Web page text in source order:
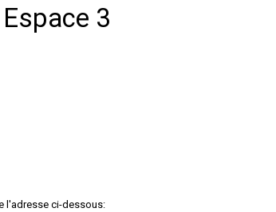
3
l'adresse ci-dessous: